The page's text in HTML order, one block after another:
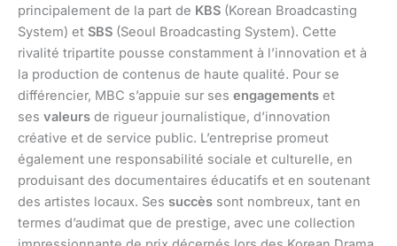
principalement de la part de KBS (Korean Broadcasting
System) et SBS (Seoul Broadcasting System). Cette
rivalité tripartite pousse constamment à l’innovation et à
la production de contenus de haute qualité. Pour se
différencier, MBC s’appuie sur ses engagements et
ses valeurs de rigueur journalistique, d’innovation
créative et de service public. L’entreprise promeut
également une responsabilité sociale et culturelle, en
produisant des documentaires éducatifs et en soutenant
des artistes locaux. Ses succès sont nombreux, tant en
termes d’audimat que de prestige, avec une collection